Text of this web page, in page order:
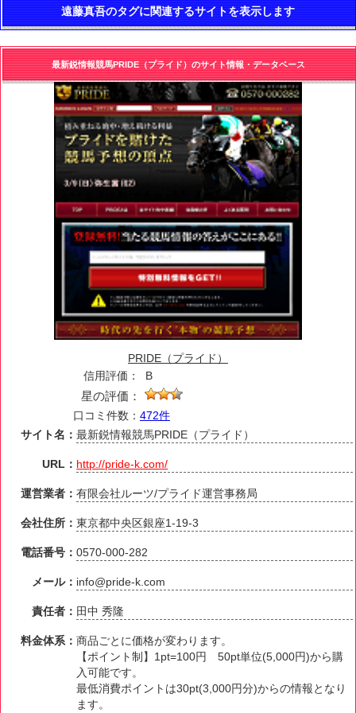
遠藤真吾のタグに関連するサイトを表示します
最新鋭情報競馬PRIDE（プライド）のサイト情報・データベース
PRIDE（プライド）
信用評価：
B
星の評価：
口コミ件数： 472件
サイト名：最新鋭情報競馬PRIDE（プライド）
URL： http://pride-k.com/
運営業者：有限会社ルーツ/プライド運営事務局
会社住所：東京都中央区銀座1-19-3
電話番号：0570-000-282
メール： info@pride-k.com
責任者： 田中 秀隆
料金体系：商品ごとに価格が変わります。
【ポイント制】1pt=100円 50pt単位(5,000円)から購
入可能です。
最低消費ポイントは30pt(3,000円分)からの情報となり
ます。